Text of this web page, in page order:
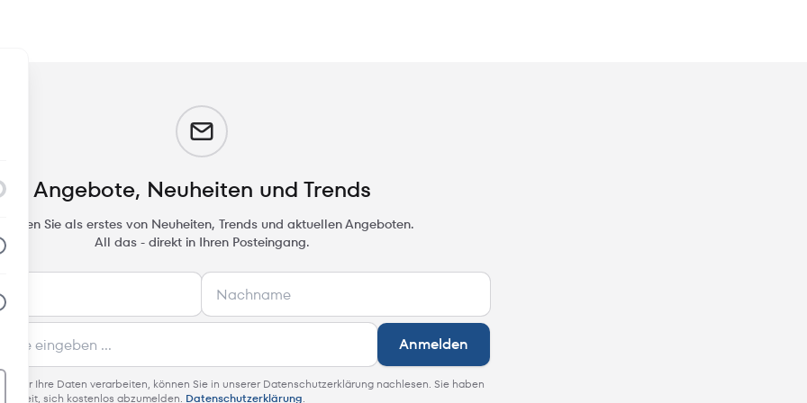
Angebote, Neuheiten und Trends
Sie als erstes von Neuheiten, Trends und aktuellen Angeboten.
All das - direkt in Ihren Posteingang.
Anmelden
wir Ihre Daten verarbeiten, können Sie in unserer Datenschutzerklärung nachlesen. Sie haben
sich kostenlos abzumelden. Datenschutzerklärung.